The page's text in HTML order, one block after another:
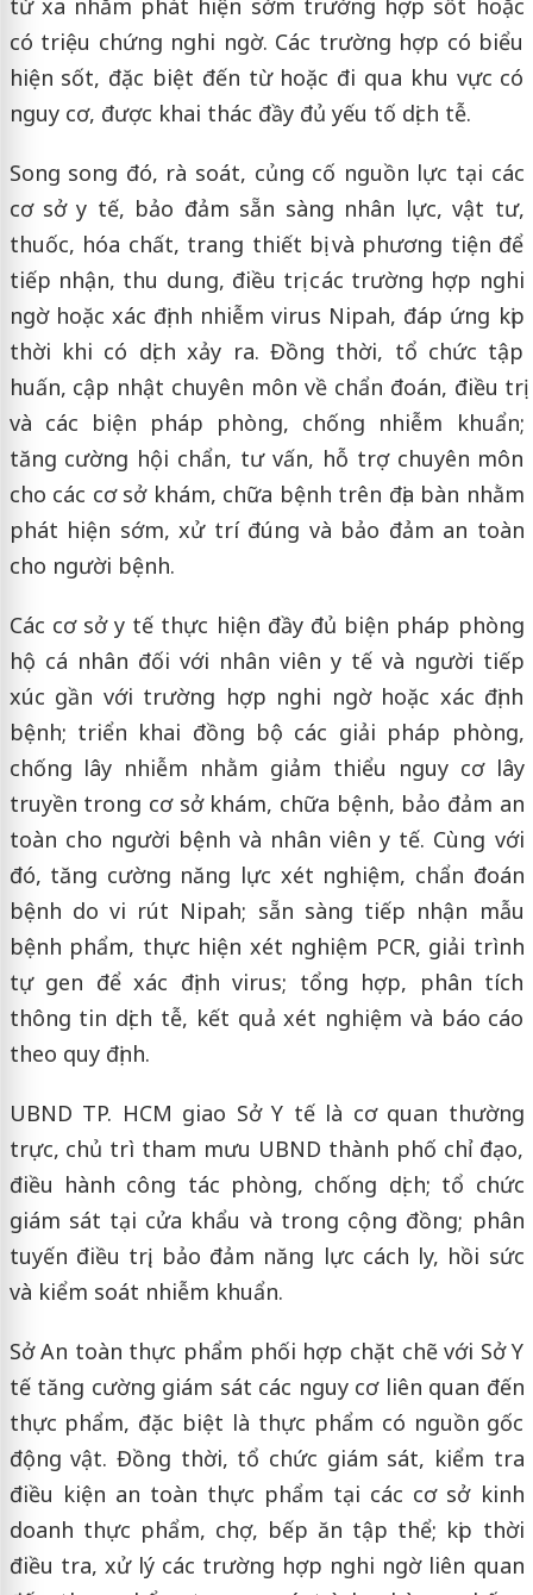
có triệu chứng nghi ngờ. Các trường hợp có biểu
hiện sốt, đặc biệt đến từ hoặc đi qua khu vực có
nguy cơ, được khai thác đầy đủ yếu tố dịch tễ.
Song song đó, rà soát, củng cố nguồn lực tại các
cơ sở y tế, bảo đảm sẵn sàng nhân lực, vật tư,
thuốc, hóa chất, trang thiết bị và phương tiện để
tiếp nhận, thu dung, điều trị các trường hợp nghi
ngờ hoặc xác định nhiễm virus Nipah, đáp ứng kịp
thời khi có dịch xảy ra. Đồng thời, tổ chức tập
huấn, cập nhật chuyên môn về chẩn đoán, điều trị
và các biện pháp phòng, chống nhiễm khuẩn;
tăng cường hội chẩn, tư vấn, hỗ trợ chuyên môn
cho các cơ sở khám, chữa bệnh trên địa bàn nhằm
phát hiện sớm, xử trí đúng và bảo đảm an toàn
cho người bệnh.
Các cơ sở y tế thực hiện đầy đủ biện pháp phòng
hộ cá nhân đối với nhân viên y tế và người tiếp
xúc gần với trường hợp nghi ngờ hoặc xác định
bệnh; triển khai đồng bộ các giải pháp phòng,
chống lây nhiễm nhằm giảm thiểu nguy cơ lây
truyền trong cơ sở khám, chữa bệnh, bảo đảm an
toàn cho người bệnh và nhân viên y tế. Cùng với
đó, tăng cường năng lực xét nghiệm, chẩn đoán
bệnh do vi rút Nipah; sẵn sàng tiếp nhận mẫu
bệnh phẩm, thực hiện xét nghiệm PCR, giải trình
tự gen để xác định virus; tổng hợp, phân tích
thông tin dịch tễ, kết quả xét nghiệm và báo cáo
theo quy định.
UBND TP. HCM giao Sở Y tế là cơ quan thường
trực, chủ trì tham mưu UBND thành phố chỉ đạo,
điều hành công tác phòng, chống dịch; tổ chức
giám sát tại cửa khẩu và trong cộng đồng; phân
tuyến điều trị, bảo đảm năng lực cách ly, hồi sức
và kiểm soát nhiễm khuẩn.
Sở An toàn thực phẩm phối hợp chặt chẽ với Sở Y
tế tăng cường giám sát các nguy cơ liên quan đến
thực phẩm, đặc biệt là thực phẩm có nguồn gốc
động vật. Đồng thời, tổ chức giám sát, kiểm tra
điều kiện an toàn thực phẩm tại các cơ sở kinh
doanh thực phẩm, chợ, bếp ăn tập thể; kịp thời
điều tra, xử lý các trường hợp nghi ngờ liên quan